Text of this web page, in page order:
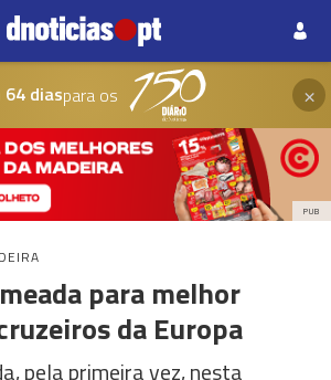
64 diaspara os ×
PUB
para melhor
da Europa
pela primeira vez, nesta